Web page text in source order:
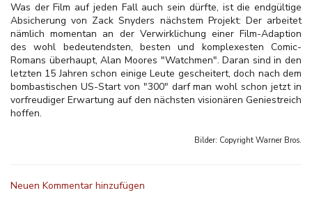
Was der Film auf jeden Fall auch sein dürfte, ist die endgültige
Absicherung von Zack Snyders nächstem Projekt: Der arbeitet
nämlich momentan an der Verwirklichung einer Film-Adaption
des wohl bedeutendsten, besten und komplexesten Comic-
Romans überhaupt, Alan Moores "Watchmen". Daran sind in den
letzten 15 Jahren schon einige Leute gescheitert, doch nach dem
bombastischen US-Start von "300" darf man wohl schon jetzt in
vorfreudiger Erwartung auf den nächsten visionären Geniestreich
hoffen.
Bilder: Copyright Warner Bros.
Neuen Kommentar hinzufügen